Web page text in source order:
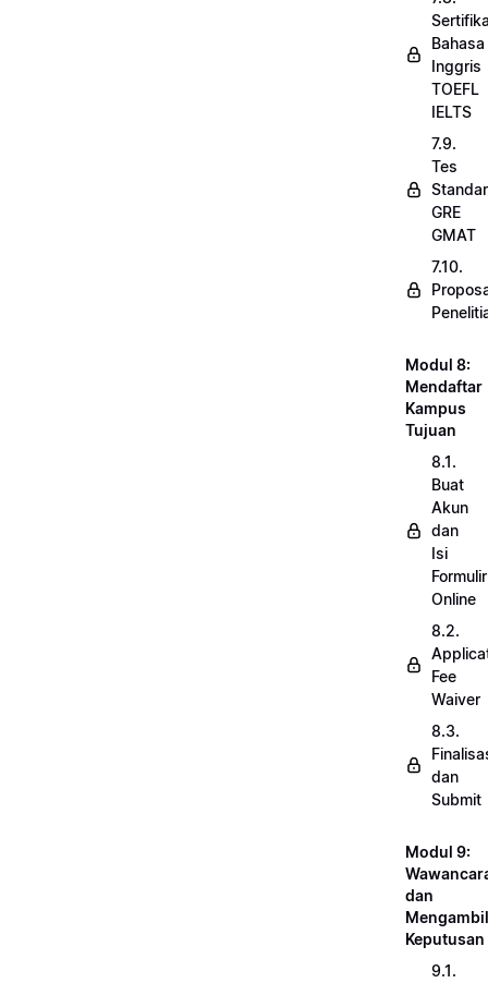
Bahasa
Inggris
TOEFL
IELTS
7.9.
Tes
GRE
GMAT
7.10.
Modul 8:
Mendaftar
Kampus
Tujuan
8.1.
Buat
Akun
dan
Isi
Formulir
Online
8.2.
Fee
Waiver
8.3.
dan
Submit
Modul 9:
dan
Mengambil
Keputusan
9.1.